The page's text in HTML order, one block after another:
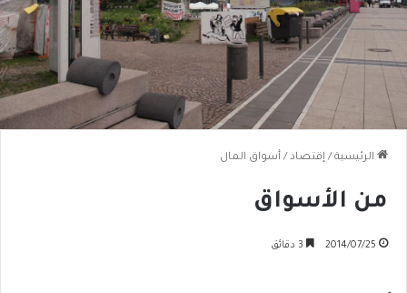
الرئيسية / إقتصاد / أسواق المال
من الأسواق
2014/07/25